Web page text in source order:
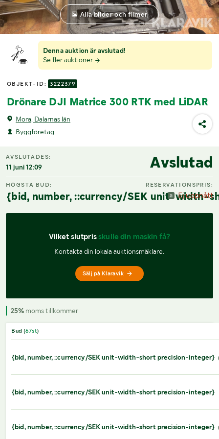
Denna auktion är avslutad!
Se fler auktioner
OBJEKT-ID: 3222379
Drönare DJI Matrice 300 RTK med LiDAR
Mora, Dalarnas län
Byggföretag
Alla bilder och filmer
AVSLUTADES:
11 juni 12:09 Avslutad
HÖGSTA BUD:
{bid, number, ::currency/SEK unit-width-
RESERVATIONSPRIS:
Ej uppnått
Vilket slutpris skulle din maskin få?
Kontakta din lokala auktionsmäklare.
Sälj på Klaravik
25% moms tillkommer
Bud (67st)
{bid, number, ::currency/SEK unit-width-short precision-integer}
{bid, number, ::currency/SEK unit-width-short precision-integer}
{bid, number, ::currency/SEK unit-width-short precision-integer}